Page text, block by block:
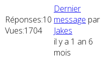
Réponses:10
Vues:1704
Dernier
message par
Jakes
il y a 1 an 6
mois